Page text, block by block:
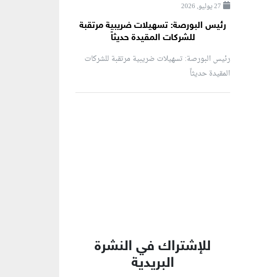
27 يوليو, 2026
رئيس البورصة: تسهيلات ضريبية مرتقبة
للشركات المقيدة حديثاً
رئيس البورصة: تسهيلات ضريبية مرتقبة للشركات
المقيدة حديثاً
للإشتراك في النشرة
البريدية